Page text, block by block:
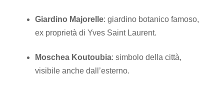
Giardino Majorelle: giardino botanico famoso,
ex proprietà di Yves Saint Laurent.
Moschea Koutoubia: simbolo della città,
visibile anche dall’esterno.